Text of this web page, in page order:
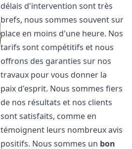
délais d'intervention sont très
brefs, nous sommes souvent sur
place en moins d'une heure. Nos
tarifs sont compétitifs et nous
offrons des garanties sur nos
travaux pour vous donner la
paix d'esprit. Nous sommes fiers
de nos résultats et nos clients
sont satisfaits, comme en
témoignent leurs nombreux avis
positifs. Nous sommes un bon